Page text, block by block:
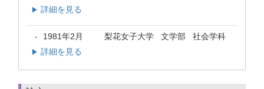
▶ 詳細を見る
- 1981年2月 梨花女子大学 文学部 社会学科
▶ 詳細を見る